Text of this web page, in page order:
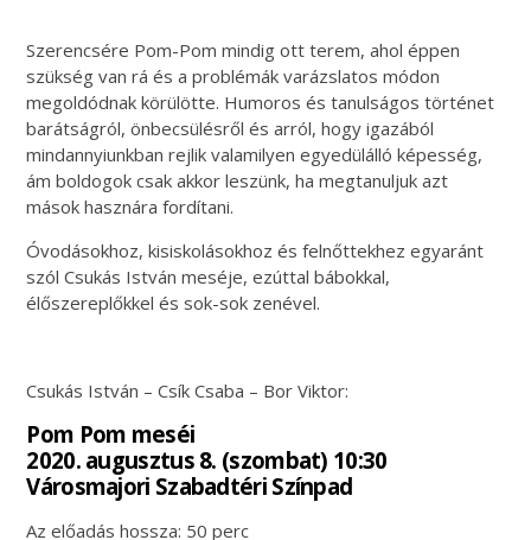
Szerencsére Pom-Pom mindig ott terem, ahol éppen
szükség van rá és a problémák varázslatos módon
megoldódnak körülötte. Humoros és tanulságos történet
barátságról, önbecsülésről és arról, hogy igazából
mindannyiunkban rejlik valamilyen egyedülálló képesség,
ám boldogok csak akkor leszünk, ha megtanuljuk azt
mások hasznára fordítani.
Óvodásokhoz, kisiskolásokhoz és felnőttekhez egyaránt
szól Csukás István meséje, ezúttal bábokkal,
élőszereplőkkel és sok-sok zenével.
Csukás István – Csík Csaba – Bor Viktor:
Pom Pom meséi
2020. augusztus 8. (szombat) 10:30
Városmajori Szabadtéri Színpad
Az előadás hossza: 50 perc